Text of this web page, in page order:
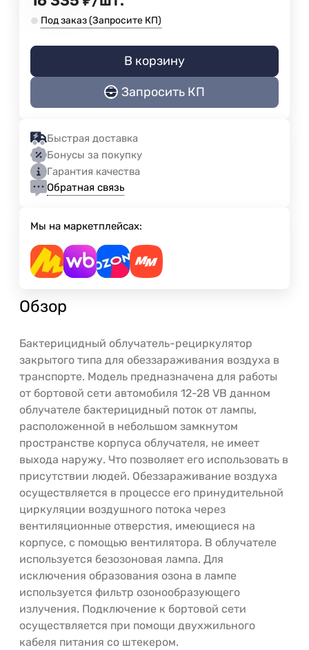
Под заказ (Запросите КП)
В корзину
Запросить КП
Быстрая доставка
Бонусы за покупку
Гарантия качества
Обратная связь
Мы на маркетплейсах:
Обзор
Бактерицидный облучатель-рециркулятор
закрытого типа для обеззараживания воздуха в
транспорте. Модель предназначена для работы
от бортовой сети автомобиля 12-28 VВ данном
облучателе бактерицидный поток от лампы,
расположенной в небольшом замкнутом
пространстве корпуса облучателя, не имеет
выхода наружу. Что позволяет его использовать в
присутствии людей. Обеззараживание воздуха
осуществляется в процессе его принудительной
циркуляции воздушного потока через
вентиляционные отверстия, имеющиеся на
корпусе, с помощью вентилятора. В облучателе
используется безозоновая лампа. Для
исключения образования озона в лампе
используется фильтр озонообразующего
излучения. Подключение к бортовой сети
осуществляется при помощи двухжильного
кабеля питания со штекером.